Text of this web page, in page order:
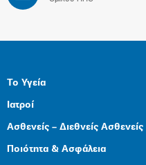
Το Υγεία
Ιατροί
Ασθενείς – Διεθνείς Ασθενείς
Ποιότητα & Ασφάλεια